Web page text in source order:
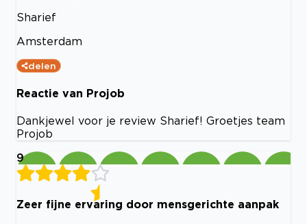
Sharief
Amsterdam
delen
Reactie van Projob
Dankjewel voor je review Sharief! Groetjes team
Projob
9
Zeer fijne ervaring door mensgerichte aanpak